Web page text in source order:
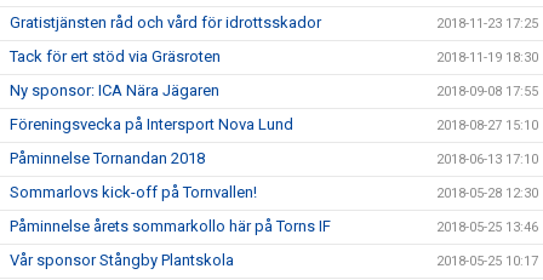
Gratistjänsten råd och vård för idrottsskador 2018-11-23 17:25
Tack för ert stöd via Gräsroten 2018-11-19 18:30
Ny sponsor: ICA Nära Jägaren 2018-09-08 17:55
Föreningsvecka på Intersport Nova Lund 2018-08-27 15:10
Påminnelse Tornandan 2018 2018-06-13 17:10
Sommarlovs kick-off på Tornvallen! 2018-05-28 12:30
Påminnelse årets sommarkollo här på Torns IF 2018-05-25 13:46
Vår sponsor Stångby Plantskola 2018-05-25 10:17